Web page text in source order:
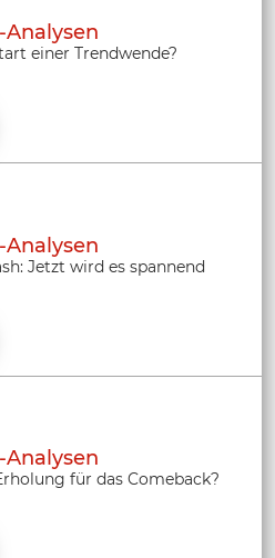
einer Trendwende?
Jetzt wird es spannend
für das Comeback?